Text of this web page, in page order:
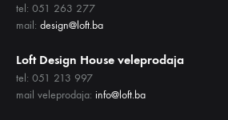
tel: 051 263 277
mail: design@loft.ba
Loft Design House veleprodaja
tel: 051 213 997
mail veleprodaja: info@loft.ba